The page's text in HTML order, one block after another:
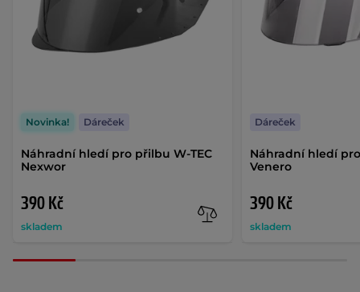
Náhradní hledí pro přilbu W-TEC
Nexwor
390 Kč
skladem
Novinka! Dáreček
Náhradní hledí
Venero
390 Kč
skladem
Dáreček